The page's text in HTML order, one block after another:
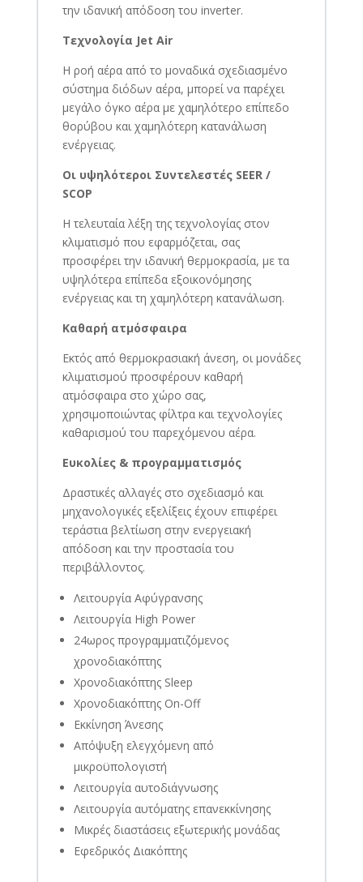
την ιδανική απόδοση του inverter.
Τεχνολογία Jet Air
Η ροή αέρα από το μοναδικά σχεδιασμένο
σύστημα διόδων αέρα, μπορεί να παρέχει
μεγάλο όγκο αέρα με χαμηλότερο επίπεδο
θορύβου και χαμηλότερη κατανάλωση
ενέργειας.
Οι υψηλότεροι Συντελεστές SEER /
SCOP
Η τελευταία λέξη της τεχνολογίας στον
κλιματισμό που εφαρμόζεται, σας
προσφέρει την ιδανική θερμοκρασία, με τα
υψηλότερα επίπεδα εξοικονόμησης
ενέργειας και τη χαμηλότερη κατανάλωση.
Καθαρή ατμόσφαιρα
Εκτός από θερμοκρασιακή άνεση, οι μονάδες
κλιματισμού προσφέρουν καθαρή
ατμόσφαιρα στο χώρο σας,
χρησιμοποιώντας φίλτρα και τεχνολογίες
καθαρισμού του παρεχόμενου αέρα.
Ευκολίες & προγραμματισμός
Δραστικές αλλαγές στο σχεδιασμό και
μηχανολογικές εξελίξεις έχουν επιφέρει
τεράστια βελτίωση στην ενεργειακή
απόδοση και την προστασία του
περιβάλλοντος.
Λειτουργία Αφύγρανσης
Λειτουργία High Power
24ωρος προγραμματιζόμενος
χρονοδιακόπτης
Χρονοδιακόπτης Sleep
Χρονοδιακόπτης On-Off
Εκκίνηση Άνεσης
Απόψυξη ελεγχόμενη από
μικροϋπολογιστή
Λειτουργία αυτοδιάγνωσης
Λειτουργία αυτόματης επανεκκίνησης
Μικρές διαστάσεις εξωτερικής μονάδας
Εφεδρικός Διακόπτης